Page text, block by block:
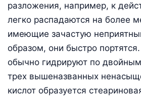
разложения, например, к
легко распадаются на более
имеющие зачастую
образом, они быстро
обычно гидрируют по
трех вышеназванных
кислот образуется